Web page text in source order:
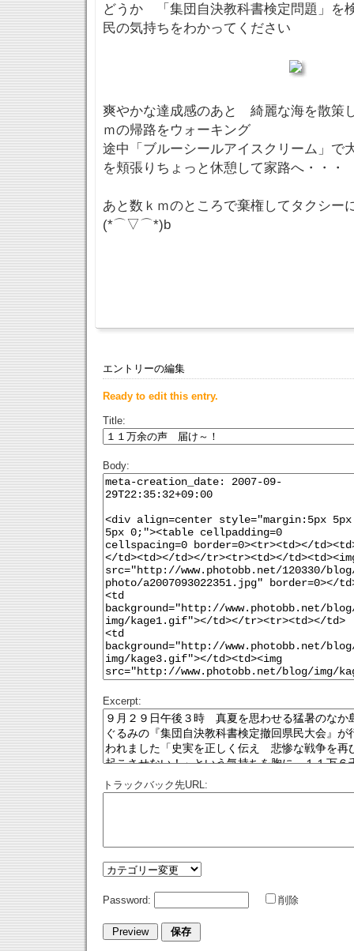
どうか 「集団自決教科書検定問題」を
民の気持ちをわかってください
爽やかな達成感のあと 綺麗な海を散策
ｍの帰路をウォーキング
途中「ブルーシールアイスクリーム」で
を頬張りちょっと休憩して家路へ・・・
あと数ｋｍのところで棄権してタクシー
(*⌒▽⌒*)b
エントリーの編集
Ready to edit this entry.
Title:
Body:
Excerpt:
トラックバック先URL:
Password: 削除